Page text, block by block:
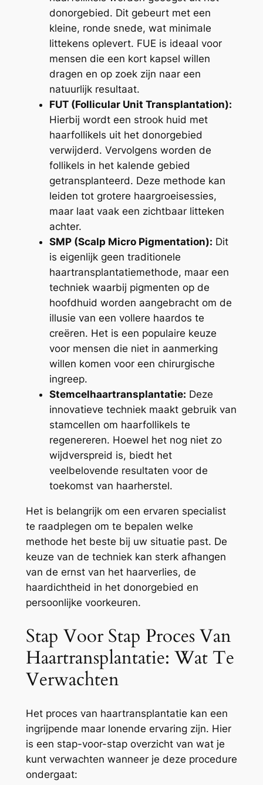
donorgebied. Dit gebeurt met een
kleine, ronde snede, wat minimale
littekens oplevert. FUE is ideaal voor
mensen die een kort kapsel willen
dragen en op zoek zijn naar een
natuurlijk resultaat.
FUT (Follicular Unit Transplantation):
Hierbij wordt een strook huid met
haarfollikels uit het donorgebied
verwijderd. Vervolgens worden de
follikels in het kalende gebied
getransplanteerd. Deze methode kan
leiden tot grotere haargroeisessies,
maar laat vaak een zichtbaar litteken
achter.
SMP (Scalp Micro Pigmentation): Dit
is eigenlijk geen traditionele
haartransplantatiemethode, maar een
techniek waarbij pigmenten op de
hoofdhuid worden aangebracht om de
illusie van een vollere haardos te
creëren. Het is een populaire keuze
voor mensen die niet in aanmerking
willen komen voor een chirurgische
ingreep.
Stemcelhaartransplantatie: Deze
innovatieve techniek maakt gebruik van
stamcellen om haarfollikels te
regenereren. Hoewel het nog niet zo
wijdverspreid is, biedt het
veelbelovende resultaten voor de
toekomst van haarherstel.
Het is belangrijk om een ervaren specialist
te raadplegen om te bepalen welke
methode het beste bij uw situatie past. De
keuze van de techniek kan sterk afhangen
van de ernst van het haarverlies, de
haardichtheid in het donorgebied en
persoonlijke voorkeuren.
Stap Voor Stap Proces Van
Haartransplantatie: Wat Te
Verwachten
Het proces van haartransplantatie kan een
ingrijpende maar lonende ervaring zijn. Hier
is een stap-voor-stap overzicht van wat je
kunt verwachten wanneer je deze procedure
ondergaat: